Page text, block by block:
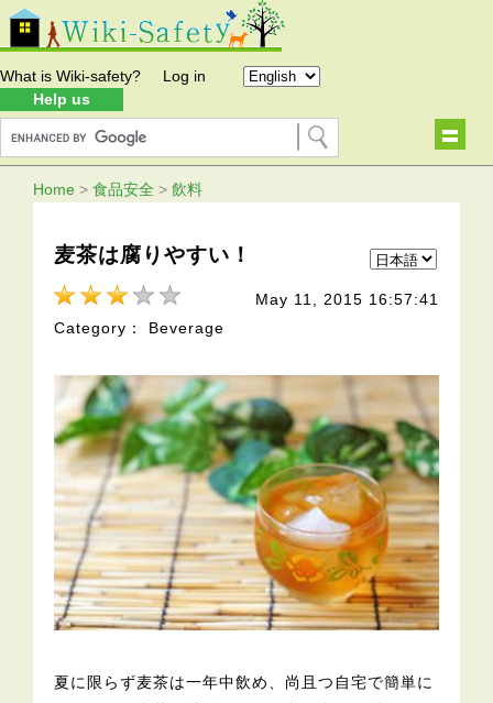
What is Wiki-safety?
Help us
Log in
Home > 食品安全 > 飲料
麦茶は腐りやすい！
May 11, 2015 16:57:41
Category： Beverage
夏に限らず麦茶は一年中飲め、尚且つ自宅で簡単に